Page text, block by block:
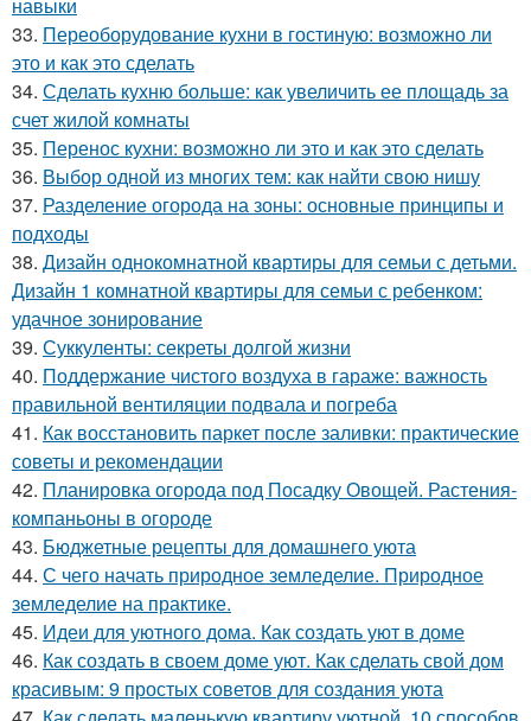
навыки
33. Переоборудование кухни в гостиную: возможно ли
это и как это сделать
34. Сделать кухню больше: как увеличить ее площадь за
счет жилой комнаты
35. Перенос кухни: возможно ли это и как это сделать
36. Выбор одной из многих тем: как найти свою нишу
37. Разделение огорода на зоны: основные принципы и
подходы
38. Дизайн однокомнатной квартиры для семьи с детьми.
Дизайн 1 комнатной квартиры для семьи с ребенком:
удачное зонирование
39. Суккуленты: секреты долгой жизни
40. Поддержание чистого воздуха в гараже: важность
правильной вентиляции подвала и погреба
41. Как восстановить паркет после заливки: практические
советы и рекомендации
42. Планировка огорода под Посадку Овощей. Растения-
компаньоны в огороде
43. Бюджетные рецепты для домашнего уюта
44. С чего начать природное земледелие. Природное
земледелие на практике.
45. Идеи для уютного дома. Как создать уют в доме
46. Как создать в своем доме уют. Как сделать свой дом
красивым: 9 простых советов для создания уюта